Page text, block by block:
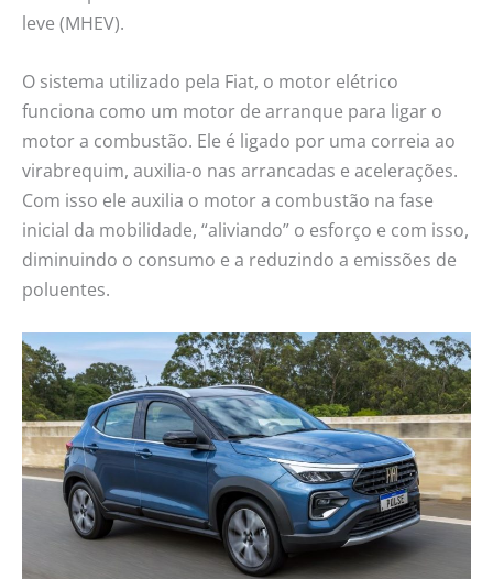
leve (MHEV).
O sistema utilizado pela Fiat, o motor elétrico
funciona como um motor de arranque para ligar o
motor a combustão. Ele é ligado por uma correia ao
virabrequim, auxilia-o nas arrancadas e acelerações.
Com isso ele auxilia o motor a combustão na fase
inicial da mobilidade, “aliviando” o esforço e com isso,
diminuindo o consumo e a reduzindo a emissões de
poluentes.